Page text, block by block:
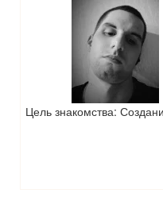
Цель знакомства: